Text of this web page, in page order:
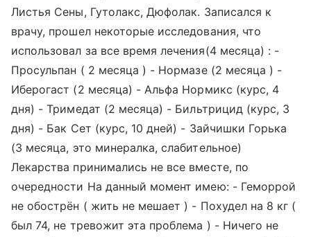
Листья Сены, Гутолакс, Дюфолак. Записался к
врачу, прошел некоторые исследования, что
использовал за все время лечения(4 месяца) : -
Просульпан ( 2 месяца ) - Нормазе (2 месяца ) -
Иберогаст (2 месяца) - Альфа Нормикс (курс, 4
дня) - Тримедат (2 месяца) - Бильтрицид (курс, 3
дня) - Бак Сет (курс, 10 дней) - Зайчишки Горька
(3 месяца, это минералка, слабительное)
Лекарства принимались не все вместе, по
очередности На данный момент имею: - Геморрой
не обострён ( жить не мешает ) - Похудел на 8 кг (
был 74, не тревожит эта проблема ) - Ничего не